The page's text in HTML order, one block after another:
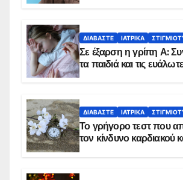
ΔΙΑΒΆΣΤΕ ΙΑΤΡΙΚΆ
Σε έξαρση η γρίπη Α:
τα παιδιά και τις
ΔΙΑΒΆΣΤΕ ΙΑΤΡΙΚΆ
Το γρήγορο τεστ που
τον κίνδυνο καρδιακού